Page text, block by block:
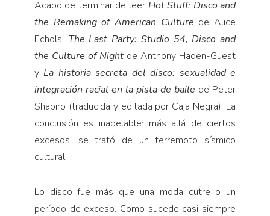
Acabo de terminar de leer Hot Stuff: Disco and
the Remaking of American Culture de Alice
Echols, The Last Party: Studio 54, Disco and
the Culture of Night de Anthony Haden-Guest
y La historia secreta del disco: sexualidad e
integración racial en la pista de baile de Peter
Shapiro (traducida y editada por Caja Negra). La
conclusión es inapelable: más allá de ciertos
excesos, se trató de un terremoto sísmico
cultural.
Lo disco fue más que una moda cutre o un
período de exceso. Como sucede casi siempre